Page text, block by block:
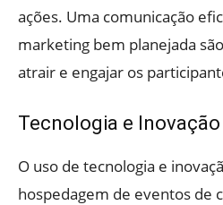
ações. Uma comunicação
marketing bem planejada
atrair e engajar os
Tecnologia e Inovação
O uso de tecnologia e
hospedagem de eventos de